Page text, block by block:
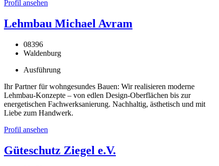
Profil ansehen
Lehmbau Michael Avram
08396
Waldenburg
Ausführung
Ihr Partner für wohngesundes Bauen: Wir realisieren moderne
Lehmbau-Konzepte – von edlen Design-Oberflächen bis zur
energetischen Fachwerksanierung. Nachhaltig, ästhetisch und mit
Liebe zum Handwerk.
Profil ansehen
Güteschutz Ziegel e.V.